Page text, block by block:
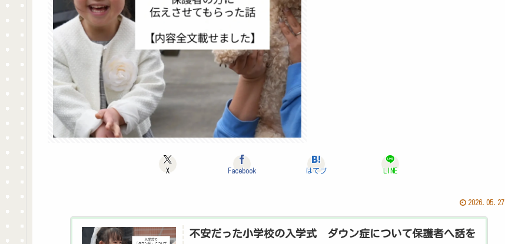
X Facebook はてブ LINE
2026.05.27
不安だった小学校の入学式 ダウン症について保護者へ話を